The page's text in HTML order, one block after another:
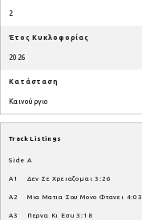
2
Έτος Κυκλοφορίας
2026
Κατάσταση
Καινούργιο
Track Listings
Side A
A1 Δεν Σε Χρειαζομαι 3:26
A2 Μια Ματια Σου Μονο Φτανει 4:03
A3 Περνα Κι Εσυ 3:18